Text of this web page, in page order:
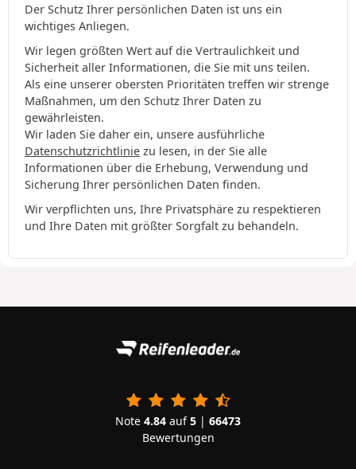
Der Schutz Ihrer persönlichen Daten ist uns ein
wichtiges Anliegen.
Wir legen größten Wert auf die Vertraulichkeit und
Sicherheit aller Informationen, die Sie mit uns teilen.
Als eine unserer obersten Prioritäten treffen wir strenge
Maßnahmen, um den Schutz Ihrer Daten zu
gewährleisten.
Wir laden Sie daher ein, unsere ausführliche
Datenschutzrichtlinie zu lesen, in der Sie alle
Informationen über die Erhebung, Verwendung und
Sicherung Ihrer persönlichen Daten finden.
Wir verpflichten uns, Ihre Privatsphäre zu respektieren
und Ihre Daten mit größter Sorgfalt zu behandeln.
Note 4.84 auf5 | 66473
Bewertungen